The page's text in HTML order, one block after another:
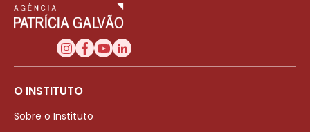
O INSTITUTO
Sobre o Instituto